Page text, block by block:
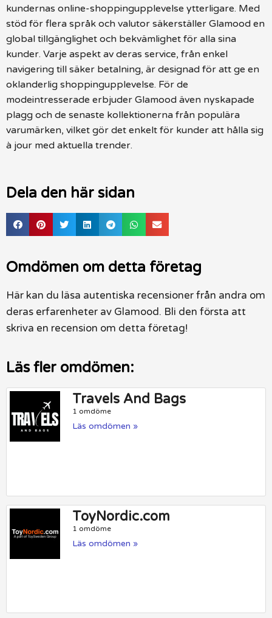
kundernas online-shoppingupplevelse ytterligare. Med
stöd för flera språk och valutor säkerställer Glamood en
global tillgänglighet och bekvämlighet för alla sina
kunder. Varje aspekt av deras service, från enkel
navigering till säker betalning, är designad för att ge en
oklanderlig shoppingupplevelse. För de
modeintresserade erbjuder Glamood även nyskapade
plagg och de senaste kollektionerna från populära
varumärken, vilket gör det enkelt för kunder att hålla sig
à jour med aktuella trender.
Dela den här sidan
Omdömen om detta företag
Här kan du läsa autentiska recensioner från andra om
deras erfarenheter av Glamood. Bli den första att
skriva en recension om detta företag!
Läs fler omdömen:
Travels And Bags
1 omdöme
Läs omdömen »
ToyNordic.com
1 omdöme
Läs omdömen »